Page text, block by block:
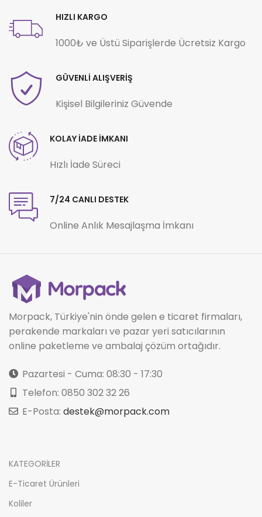
HIZLI KARGO
1000₺ ve Üstü Siparişlerde Ücretsiz Kargo
GÜVENLİ ALIŞVERİŞ
Kişisel Bilgileriniz Güvende
KOLAY İADE İMKANI
Hızlı İade Süreci
7/24 CANLI DESTEK
Online Anlık Mesajlaşma İmkanı
Morpack, Türkiye'nin önde gelen e ticaret firmaları,
perakende markaları ve pazar yeri satıcılarının
online paketleme ve ambalaj çözüm ortağıdır.
Pazartesi - Cuma: 08:30 - 17:30
Telefon: 0850 302 32 26
E-Posta: destek@morpack.com
KATEGORİLER
E-Ticaret Ürünleri
Koliler